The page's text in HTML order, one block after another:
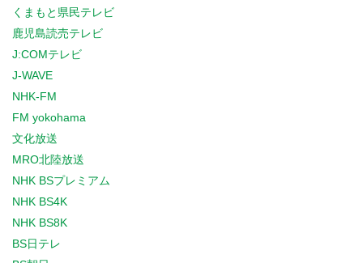
くまもと県民テレビ
鹿児島読売テレビ
J:COMテレビ
J-WAVE
NHK-FM
FM yokohama
文化放送
MRO北陸放送
NHK BSプレミアム
NHK BS4K
NHK BS8K
BS日テレ